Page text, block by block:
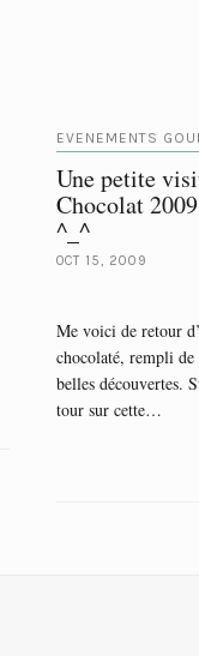
EVENEMENTS
Une petite
Chocolat
^_^
OCT 15, 2009
Me voici de retour
chocolaté, rempli de
belles découvertes.
tour sur cette…